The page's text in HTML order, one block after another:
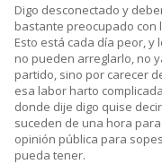
Digo desconectado y
bastante preocupado con
Esto está cada día peor,
no pueden arreglarlo, no
partido, sino por carecer
esa labor harto
donde dije digo quise
suceden de una hora
opinión pública para
pueda tener.